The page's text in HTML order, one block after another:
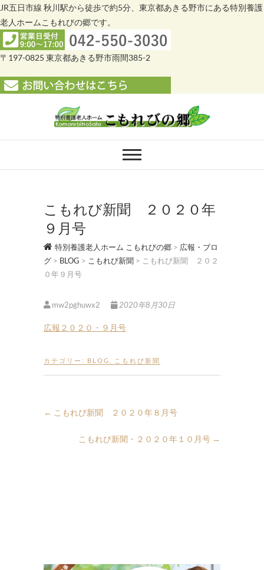
JR五日市線 秋川駅から徒歩で約5分、東京都あきる野市にある特別養護
老人ホームこもれびの郷です。
〒197-0825 東京都あきる野市雨間385-2
特別養護老人ホー
ム こもれびの郷
こもれび新聞 ２０２０年
９月号
特別養護老人ホーム こもれびの郷 > 広報・ブロ
グ > BLOG > こもれび新聞 > こもれび新聞 ２０２
０年９月号
mw2pghuwx2 2020年8月30日
広報２０２０・９月号
カテゴリー: BLOG こもれび新聞
← こもれび新聞 ２０２０年８月号
こもれび新聞・２０２０年１０月号 →